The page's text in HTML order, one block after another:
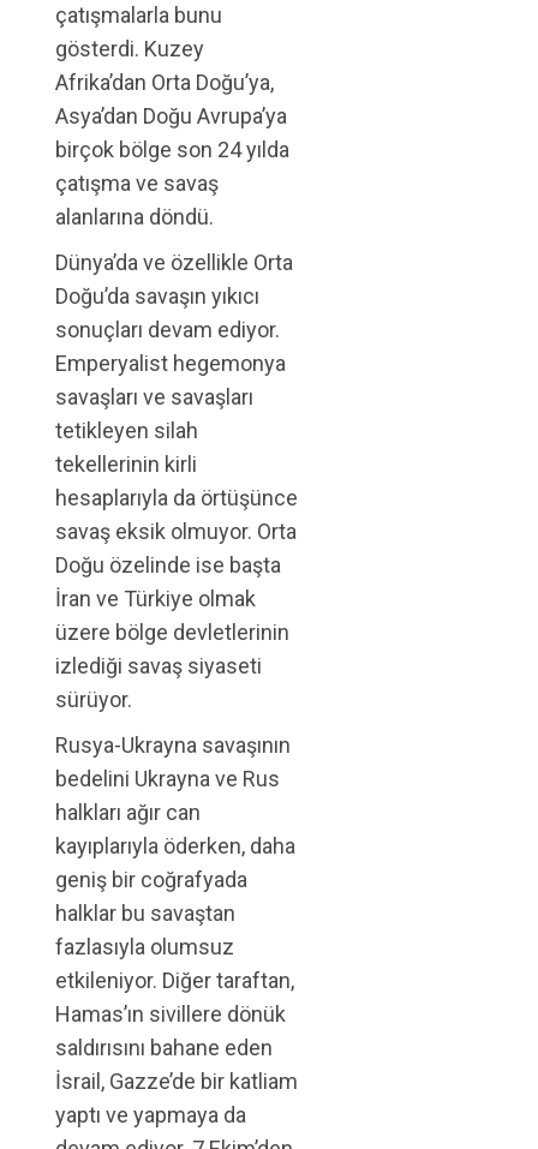
çatışmalarla bunu
gösterdi. Kuzey
Afrika’dan Orta Doğu’ya,
Asya’dan Doğu Avrupa’ya
birçok bölge son 24 yılda
çatışma ve savaş
alanlarına döndü.
Dünya’da ve özellikle Orta
Doğu’da savaşın yıkıcı
sonuçları devam ediyor.
Emperyalist hegemonya
savaşları ve savaşları
tetikleyen silah
tekellerinin kirli
hesaplarıyla da örtüşünce
savaş eksik olmuyor. Orta
Doğu özelinde ise başta
İran ve Türkiye olmak
üzere bölge devletlerinin
izlediği savaş siyaseti
sürüyor.
Rusya-Ukrayna savaşının
bedelini Ukrayna ve Rus
halkları ağır can
kayıplarıyla öderken, daha
geniş bir coğrafyada
halklar bu savaştan
fazlasıyla olumsuz
etkileniyor. Diğer taraftan,
Hamas’ın sivillere dönük
saldırısını bahane eden
İsrail, Gazze’de bir katliam
yaptı ve yapmaya da